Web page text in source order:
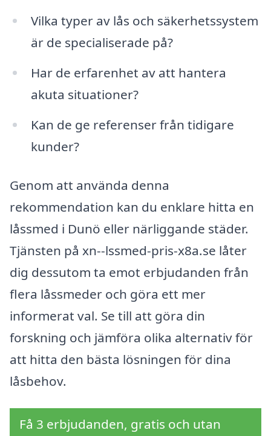
Vilka typer av lås och säkerhetssystem
är de specialiserade på?
Har de erfarenhet av att hantera
akuta situationer?
Kan de ge referenser från tidigare
kunder?
Genom att använda denna
rekommendation kan du enklare hitta en
låssmed i Dunö eller närliggande städer.
Tjänsten på xn--lssmed-pris-x8a.se låter
dig dessutom ta emot erbjudanden från
flera låssmeder och göra ett mer
informerat val. Se till att göra din
forskning och jämföra olika alternativ för
att hitta den bästa lösningen för dina
låsbehov.
Få 3 erbjudanden, gratis och utan